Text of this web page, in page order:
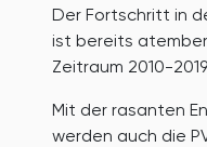
Der Fortschritt in
ist bereits
Zeitraum 2010-
Mit der rasanten
werden auch die